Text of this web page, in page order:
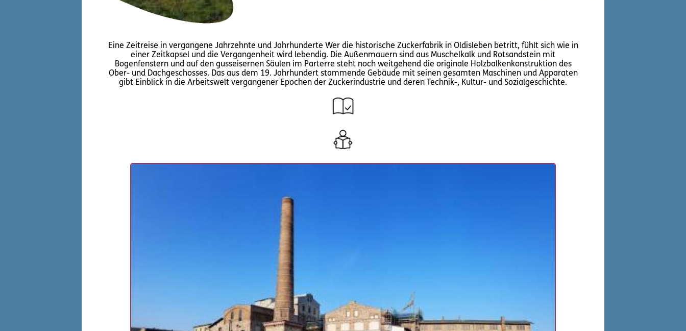
Eine Zeitreise in vergangene Jahrzehnte und Jahrhunderte Wer die historische Zuckerfabrik in Oldisleben betritt, fühlt sich wie in
einer Zeitkapsel und die Vergangenheit wird lebendig. Die Außenmauern sind aus Muschelkalk und Rotsandstein mit
Bogenfenstern und auf den gusseisernen Säulen im Parterre steht noch weitgehend die originale Holzbalkenkonstruktion des
Ober- und Dachgeschosses. Das aus dem 19. Jahrhundert stammende Gebäude mit seinen gesamten Maschinen und Apparaten
gibt Einblick in die Arbeitswelt vergangener Epochen der Zuckerindustrie und deren Technik-, Kultur- und Sozialgeschichte.